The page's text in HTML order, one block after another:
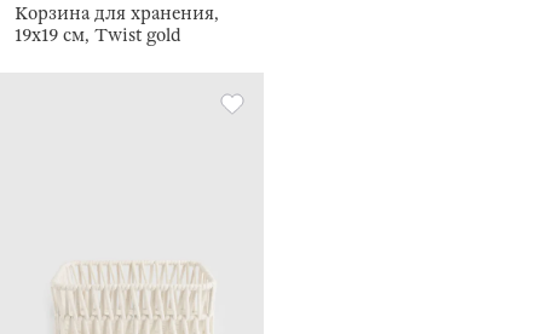
Корзина для хранения,
19х19 см, Twist gold